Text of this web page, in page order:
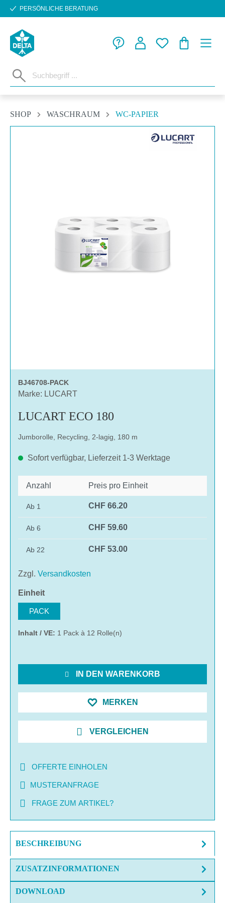
Zum Hauptinhalt springen
PERSÖNLICHE BERATUNG
SHOP WASCHRAUM
WC-PAPIER
BJ46708-PACK
Marke: LUCART
LUCART ECO 180
Jumborolle, Recycling, 2-lagig, 180 m
Sofort verfügbar, Lieferzeit 1-3 Werktage
Anzahl Preis pro Einheit
Ab 1 CHF 66.20
Ab 6 CHF 59.60
Ab 22 CHF 53.00
Zzgl. Versandkosten
Einheitauswählen
PACK
Inhalt / VE: 1 Pack à 12 Rolle(n)
IN DEN WARENKORB
MERKEN
VERGLEICHEN
OFFERTE EINHOLEN
MUSTERANFRAGE
FRAGE ZUM ARTIKEL?
BESCHREIBUNG
ZUSATZINFORMATIONEN
DOWNLOAD